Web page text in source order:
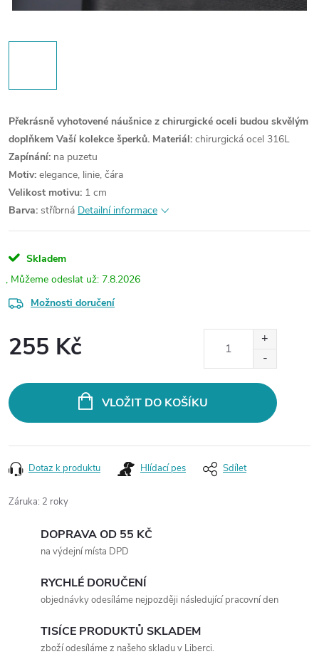
Překrásně vyhotovené náušnice z chirurgické oceli budou skvělým
doplňkem Vaší kolekce šperků. Materiál: chirurgická ocel 316L
Zapínání: na puzetu
Motiv: elegance, linie, čára
Velikost motivu: 1 cm
Barva: stříbrná Detailní informace
Skladem
7.8.2026
Možnosti doručení
255 Kč
VLOŽIT DO KOŠÍKU
Dotaz k produktu Hlídací pes Sdílet
Záruka: 2 roky
DOPRAVA OD 55 KČ
na výdejní místa DPD
RYCHLÉ DORUČENÍ
objednávky odesíláme nejpozději následující pracovní den
TISÍCE PRODUKTŮ SKLADEM
zboží odesíláme z našeho skladu v Liberci.